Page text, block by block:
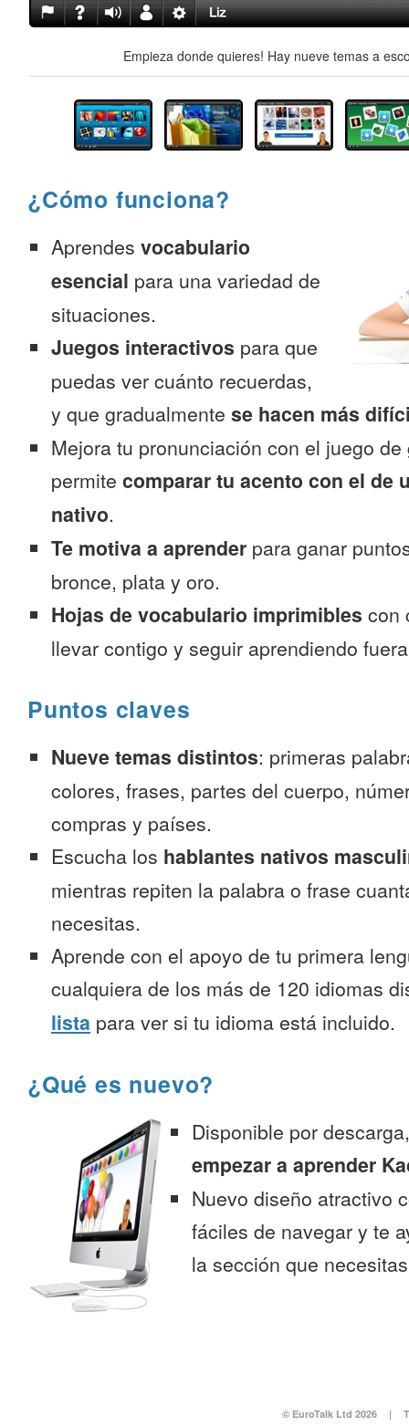
Empieza donde quieres! Hay nueve temas a
¿Cómo funciona?
Aprendes vocabulario
esencial para una variedad de
situaciones.
Juegos interactivos para que
puedas ver cuánto recuerdas,
y que gradualmente se hacen más
Mejora tu pronunciación con el juego
permite comparar tu acento con el de
nativo.
Te motiva a aprender para ganar
bronce, plata y oro.
Hojas de vocabulario imprimibles con
llevar contigo y seguir aprendiendo
Puntos claves
Nueve temas distintos: primeras
colores, frases, partes del cuerpo,
compras y países.
Escucha los hablantes nativos
mientras repiten la palabra o frase
necesitas.
Aprende con el apoyo de tu primera
cualquiera de los más de 120 idiomas
lista para ver si tu idioma está incluido.
¿Qué es nuevo?
Disponible por
empezar a aprender
Nuevo diseño atractivo
fáciles de navegar y te
la sección que
© EuroTalk Ltd 2026 |